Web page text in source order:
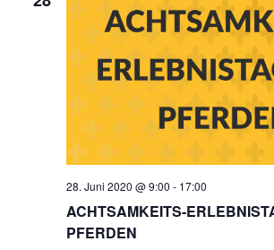
28. Juni 2020 @ 9:00 - 17:00
ACHTSAMKEITS-
PFERDEN